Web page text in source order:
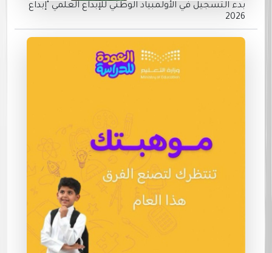
بدء التسجيل في الأولمبياد الوطني للإبداع العلمي "إبداع
2026